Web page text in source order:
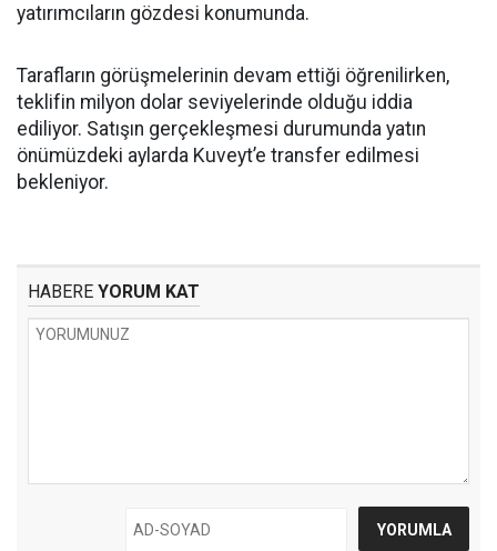
yatırımcıların gözdesi konumunda.
Tarafların görüşmelerinin devam ettiği öğrenilirken,
teklifin milyon dolar seviyelerinde olduğu iddia
ediliyor. Satışın gerçekleşmesi durumunda yatın
önümüzdeki aylarda Kuveyt’e transfer edilmesi
bekleniyor.
HABERE YORUM KAT